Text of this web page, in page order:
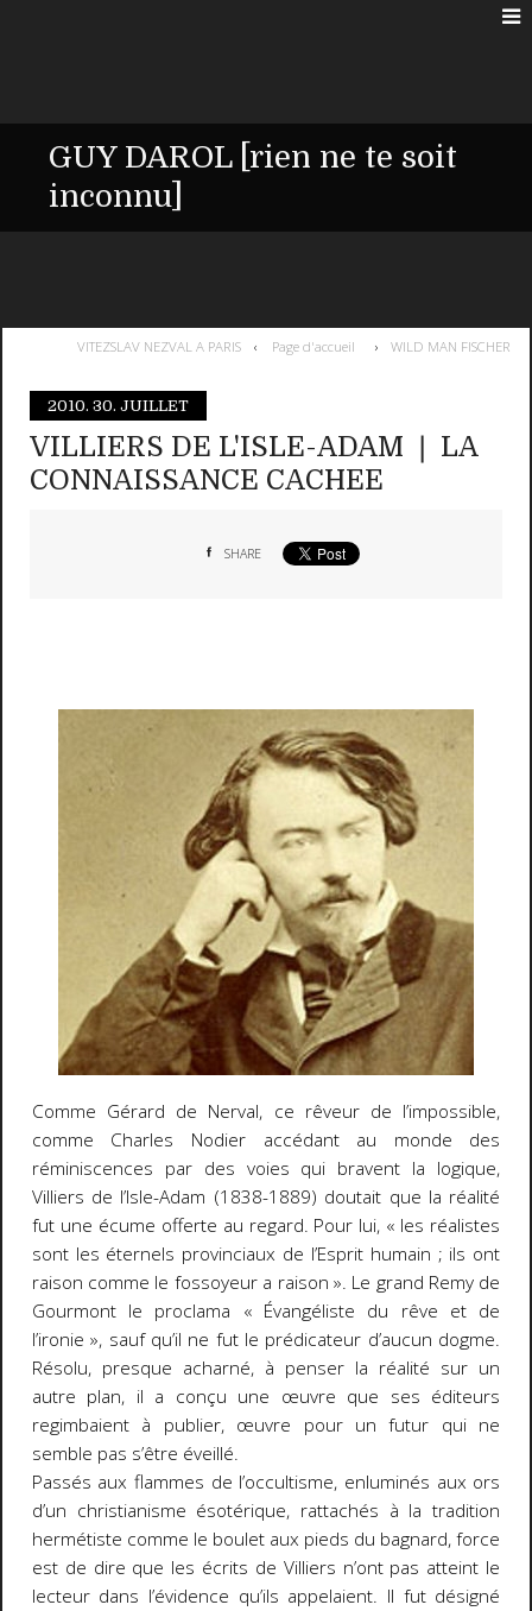
GUY DAROL [rien ne te soit
inconnu]
VITEZSLAV NEZVAL A PARIS Page d'accueil WILD MAN FISCHER
2010. 30. JUILLET
VILLIERS DE L'ISLE-ADAM ❘ LA
CONNAISSANCE CACHEE
SHARE
Comme Gérard de Nerval, ce rêveur de l’impossible,
comme Charles Nodier accédant au monde des
réminiscences par des voies qui bravent la logique,
Villiers de l’Isle-Adam (1838-1889) doutait que la réalité
fut une écume offerte au regard. Pour lui, « les réalistes
sont les éternels provinciaux de l’Esprit humain ; ils ont
raison comme le fossoyeur a raison ». Le grand Remy de
Gourmont le proclama « Évangéliste du rêve et de
l’ironie », sauf qu’il ne fut le prédicateur d’aucun dogme.
Résolu, presque acharné, à penser la réalité sur un
autre plan, il a conçu une œuvre que ses éditeurs
regimbaient à publier, œuvre pour un futur qui ne
semble pas s’être éveillé.
Passés aux flammes de l’occultisme, enluminés aux ors
d’un christianisme ésotérique, rattachés à la tradition
hermétiste comme le boulet aux pieds du bagnard, force
est de dire que les écrits de Villiers n’ont pas atteint le
lecteur dans l’évidence qu’ils appelaient. Il fut désigné